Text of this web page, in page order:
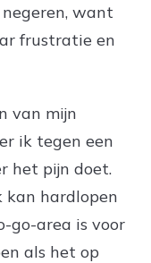
want
frustratie en
van mijn
ik tegen een
het pijn doet.
kan hardlopen
go-area is voor
als het op